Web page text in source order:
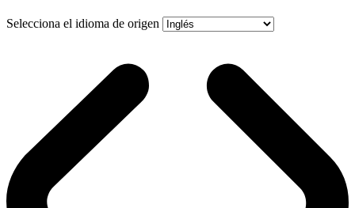
Selecciona el idioma de origen